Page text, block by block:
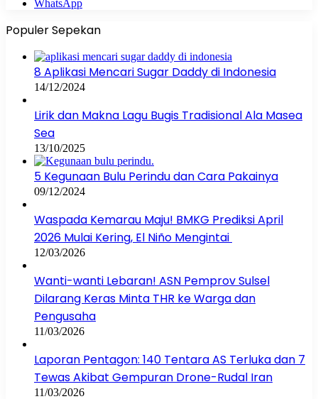
WhatsApp
Populer Sepekan
8 Aplikasi Mencari Sugar Daddy di Indonesia
14/12/2024
Lirik dan Makna Lagu Bugis Tradisional Ala Masea
Sea
13/10/2025
5 Kegunaan Bulu Perindu dan Cara Pakainya
09/12/2024
Waspada Kemarau Maju! BMKG Prediksi April
2026 Mulai Kering, El Niño Mengintai
12/03/2026
Wanti-wanti Lebaran! ASN Pemprov Sulsel
Dilarang Keras Minta THR ke Warga dan
Pengusaha
11/03/2026
Laporan Pentagon: 140 Tentara AS Terluka dan 7
Tewas Akibat Gempuran Drone-Rudal Iran
11/03/2026